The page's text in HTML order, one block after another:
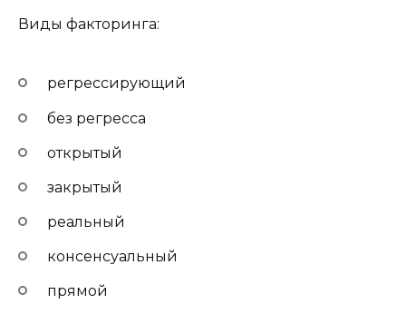
Виды факторинга:
регрессирующий
без регресса
открытый
закрытый
реальный
консенсуальный
прямой